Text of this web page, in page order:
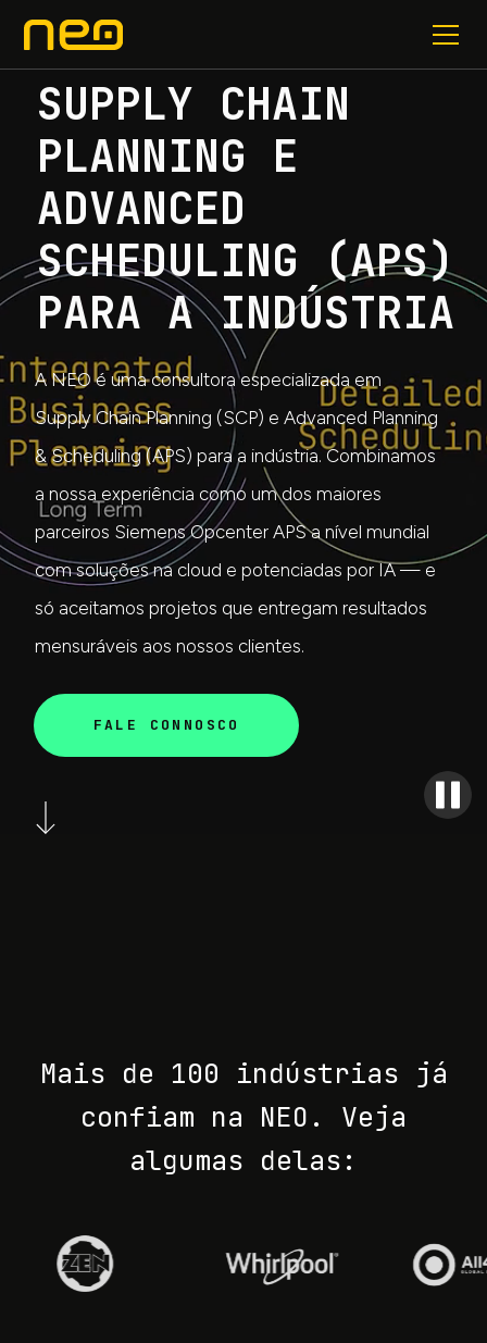
SUPPLY CHAIN
PLANNING E
ADVANCED
SCHEDULING (APS)
PARA A INDÚSTRIA
A NEO é uma consultora especializada em
Supply Chain Planning (SCP) e Advanced Planning
& Scheduling (APS) para a indústria. Combinamos
a nossa experiência como um dos maiores
parceiros Siemens Opcenter APS a nível mundial
com soluções na cloud e potenciadas por IA — e
só aceitamos projetos que entregam resultados
mensuráveis aos nossos clientes.
FALE CONNOSCO
Mais de 100 indústrias já
confiam na NEO. Veja
algumas delas: